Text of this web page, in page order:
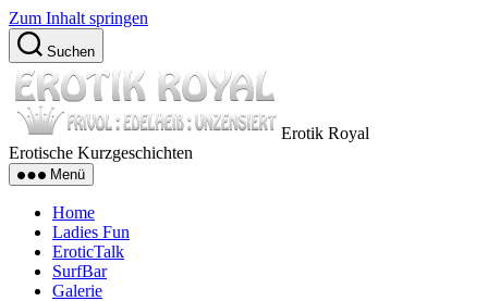
Zum Inhalt springen
Suchen
Erotik Royal
Erotische Kurzgeschichten
Menü
Home
Ladies Fun
EroticTalk
SurfBar
Galerie